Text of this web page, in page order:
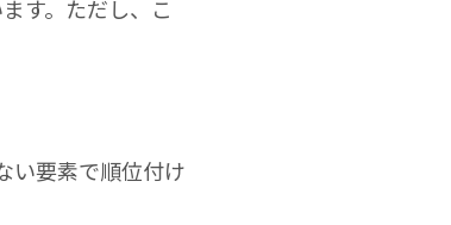
す。ただし、こ
い要素で順位付け